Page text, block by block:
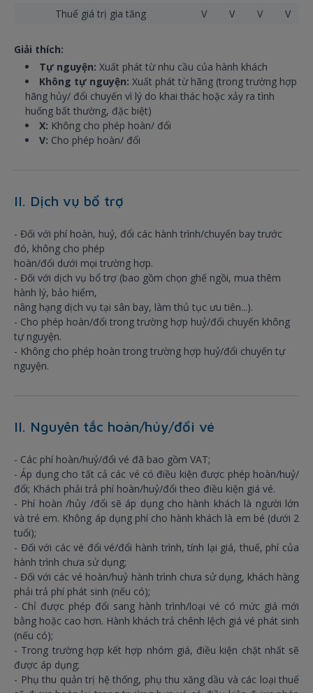
Thuế giá trị gia tăng V V V V
Giải thích:
Tự nguyện: Xuất phát từ nhu cầu của hành khách
Không tự nguyện: Xuất phát từ hãng (trong trường hợp
hãng hủy/ đổi chuyến vì lý do khai thác hoặc xảy ra tình
huống bất thường, đặc biệt)
X: Không cho phép hoàn/ đổi
V: Cho phép hoàn/ đổi
II. Dịch vụ bổ trợ
- Đối với phí hoàn, huỷ, đổi các hành trình/chuyến bay trước
đó, không cho phép
hoàn/đổi dưới mọi trường hợp.
- Đối với dịch vụ bổ trợ (bao gồm chọn ghế ngồi, mua thêm
hành lý, bảo hiểm,
nâng hạng dịch vụ tại sân bay, làm thủ tục ưu tiên...).
- Cho phép hoàn/đổi trong trường hợp huỷ/đổi chuyến không
tự nguyện.
- Không cho phép hoàn trong trường hợp huỷ/đổi chuyến tự
nguyện.
II. Nguyên tắc hoàn/hủy/đổi vé
- Các phí hoàn/huỷ/đổi vé đã bao gồm VAT;
- Áp dụng cho tất cả các vé có điều kiện được phép hoàn/huỷ/
đổi; Khách phải trả phí hoàn/huỷ/đổi theo điều kiện giá vé.
- Phí hoàn /hủy /đổi sẽ áp dụng cho hành khách là người lớn
và trẻ em. Không áp dụng phí cho hành khách là em bé (dưới 2
tuổi);
- Đối với các vé đổi vé/đổi hành trình, tính lại giá, thuế, phí của
hành trình chưa sử dụng;
- Đối với các vé hoàn/huỷ hành trình chưa sử dụng, khách hàng
phải trả phí phát sinh (nếu có);
- Chỉ được phép đổi sang hành trình/loại vé có mức giá mới
bằng hoặc cao hơn. Hành khách trả chênh lệch giá vé phát sinh
(nếu có);
- Trong trường hợp kết hợp nhóm giá, điều kiện chặt nhất sẽ
được áp dụng;
- Phụ thu quản trị hệ thống, phụ thu xăng dầu và các loại thuế